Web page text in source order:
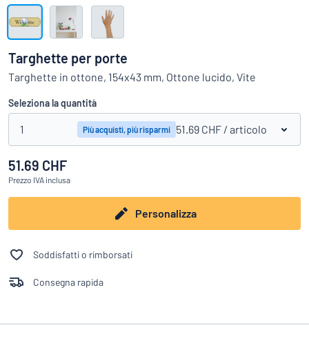
quello che stai cercando? Avvia la progettazione della
Visualizza tutte le categorie
Richiedi
preventivo
Login
Servizio
clienti
Privato
Azienda
Italiano
Targhette per porte
Targhette in ottone, 154x43 mm, Ottone lucido, Vite
Seleziona la quantità
1 Più acquisti, più risparmi 51.69 CHF / articolo
51.69 CHF
Prezzo IVA inclusa
Personalizza
Soddisfatti o rimborsati
Consegna rapida